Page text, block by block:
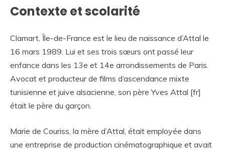
Contexte et scolarité
Clamart, Île-de-France est le lieu de naissance d’Attal le
16 mars 1989. Lui et ses trois sœurs ont passé leur
enfance dans les 13e et 14e arrondissements de Paris.
Avocat et producteur de films d’ascendance mixte
tunisienne et juive alsacienne, son père Yves Attal [fr]
était le père du garçon.
Marie de Couriss, la mère d’Attal, était employée dans
une entreprise de production cinématographique et avait